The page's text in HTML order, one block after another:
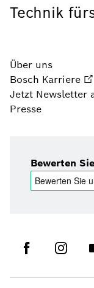
Technik
Über uns
Bosch Karriere
Jetzt Newsletter
Presse
Bewerten